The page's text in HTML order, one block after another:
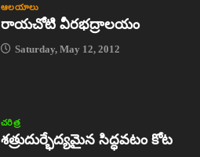
ఆలయాలు
రాయచోటి వీరభద్రాలయం
Saturday, May 12, 2012
చరిత్ర
శత్రుదుర్భేద్యమైన సిద్ధవటం కోట